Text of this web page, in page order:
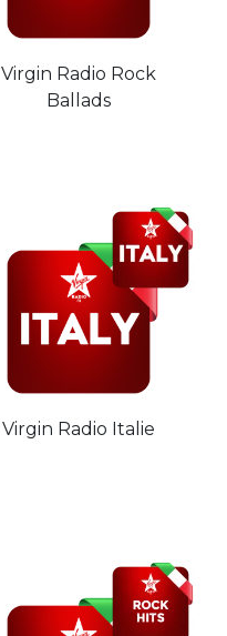
Virgin Radio Rock
Ballads
Virgin Radio Italie